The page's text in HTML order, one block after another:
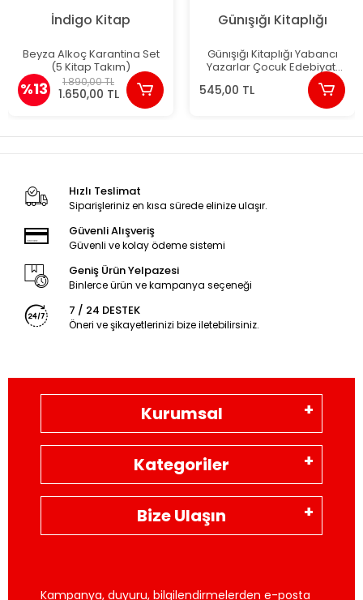
İndigo Kitap
Beyza Alkoç Karantina Set
(5 Kitap Takım)
%13 1.890,00 TL
1.650,00 TL
Günışığı Kitaplığı
Günışığı Kitaplığı Yabancı
Yazarlar Çocuk Edebiyatı
Seçkisi 4 Kitap
545,00 TL
Hızlı Teslimat
Siparişleriniz en kısa sürede elinize ulaşır.
Güvenli Alışveriş
Güvenli ve kolay ödeme sistemi
Geniş Ürün Yelpazesi
Binlerce ürün ve kampanya seçeneği
7 / 24 DESTEK
Öneri ve şikayetlerinizi bize iletebilirsiniz.
Kurumsal
Kategoriler
Bize Ulaşın
Kampanya, duyuru, bilgilendirmelerden e-posta